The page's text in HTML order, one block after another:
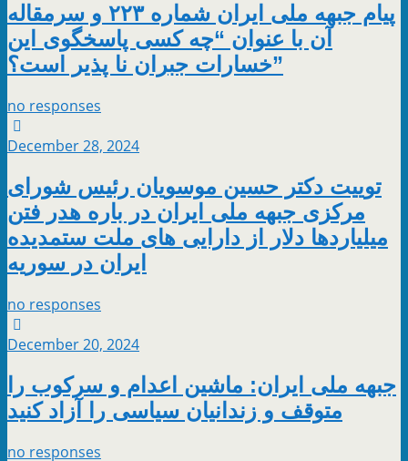
پیام جبهه ملی ایران شماره ۲۲۳ و سرمقاله
آن با عنوان “چه کسی پاسخگوی این
خسارات جبران نا پذیر است؟”
no responses
December 28, 2024
توییت دکتر حسین موسویان رئیس شورای
مرکزی جبهه ملی ایران در باره هدر فتن
میلیاردها دلار از دارایی های ملت ستمدیده
ایران در سوریه
no responses
December 20, 2024
جبهه ملی ایران: ماشین اعدام و سرکوب را
متوقف و زندانیان سیاسی را آزاد کنید
no responses